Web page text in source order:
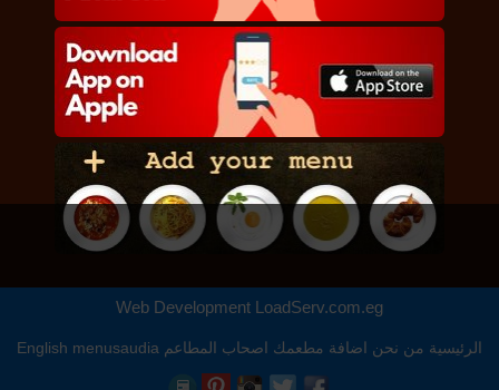
Web Development LoadServ.com.eg
الرئيسية من نحن اضافة مطعمك اصحاب المطاعم menusaudia
English